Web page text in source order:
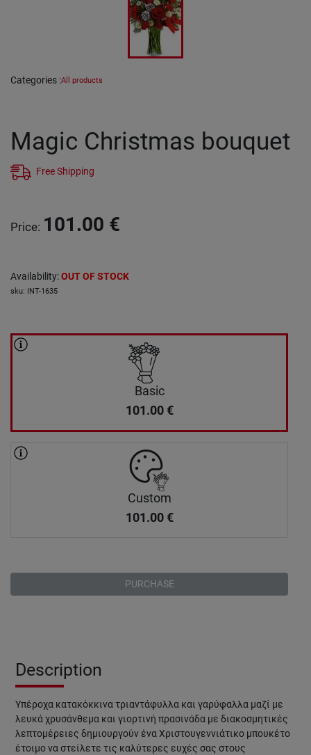
Categories :All products
Magic Christmas bouquet
Free Shipping
Price: 101.00 €
Availability:OUT OF STOCK
sku: INT-1635
Basic
101.00 €
Custom
101.00 €
PURCHASE
Description
Υπέροχα κατακόκκινα τριαντάφυλλα και γαρύφαλλα μαζί με
λευκά χρυσάνθεμα και γιορτινή πρασινάδα με διακοσμητικές
λεπτομέρειες δημιουργούν ένα Χριστουγεννιάτικο μπουκέτο
έτοιμο να στείλετε τις καλύτερες ευχές σας στους